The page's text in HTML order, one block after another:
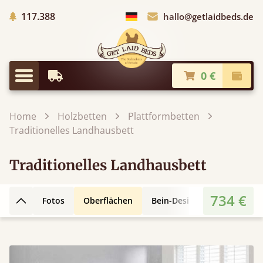
117.388Gepflanzte Bäume
Land auswählenhallo@getlaidbeds.de
Menü
Frühestmögliche Lieferung 0 €
Kasse
Home Holzbetten
Plattformbetten
Traditionelles Landhausbett
Traditionelles Landhausbett
Zurück nach oben
Fotos Oberflächen Bein-Designs 3D-Design
734 €